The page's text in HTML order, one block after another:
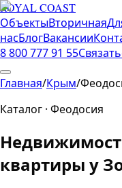
ROYAL COAST
ОбъектыВторичная
насБлогВакансии
8 800 777 91 55
Главная/Крым/
Каталог · Феодосия
квартиры у